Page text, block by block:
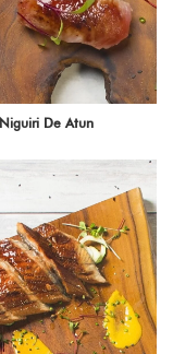
Niguiri De Atun